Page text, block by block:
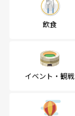
飲食
イベント・観戦